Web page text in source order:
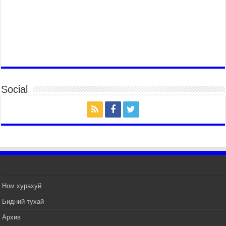
Үер усны болзошгүй аюулаас сэргийлж,
байдалд ажиллаж байна
Монгол адууны үнэ цэнийг дэлхийд сурталчлах
“Дэлхийн адууны өдөр”-т 15000 морьтон оролцож
2026 оны 7 сар 15 / 11 цаг 45 минут
Үндэсний их баяр наадмын сур харвааны
шагналыг нийслэлийн Засаг дарга бөгөөд
Улаанбаатар хотын Захирагч Б.Пүрэвдагва
Social
Ном хурахуй
Бидний тухай
Архив